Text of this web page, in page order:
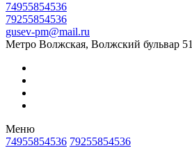
74955854536
79255854536
gusev-pm@mail.ru
Метро Волжская, Волжский бульвар 51
Меню
74955854536 79255854536